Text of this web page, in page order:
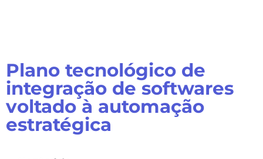
Plano tecnológico de
integração de softwares
voltado à automação
estratégica